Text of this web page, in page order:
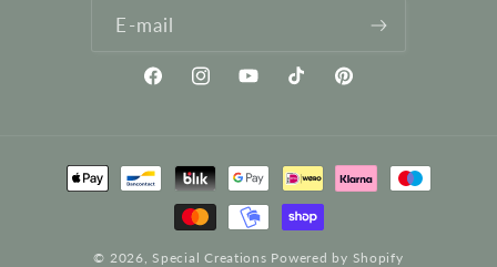
E‑mail
FacebookInstagramYouTubeTikTokPinterest
Betaalmethoden
© 2026,Special Creations Powered by Shopify